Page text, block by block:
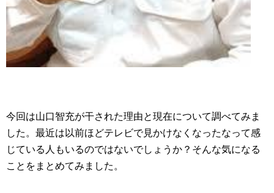
今回は山口智充が干された理由と現在について調べてみま
した。最近は以前ほどテレビで見かけなくなったなって感
じている人もいるのではないでしょうか？そんな気になる
ことをまとめてみました。